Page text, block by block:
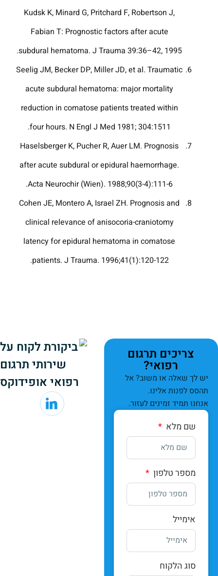
Kudsk K, Minard G, Pritchard F, Robertson J,
Fabian T: Prognostic factors after acute
subdural hematoma. J Trauma 39:36–42, 1995.
Seelig JM, Becker DP, Miller JD, et al. Traumatic
acute subdural hematoma: major mortality
reduction in comatose patients treated within
four hours. N Engl J Med 1981; 304:1511.
Haselsberger K, Pucher R, Auer LM. Prognosis
after acute subdural or epidural haemorrhage.
Acta Neurochir (Wien). 1988;90(3-4):111-6.
Cohen JE, Montero A, Israel ZH. Prognosis and
clinical relevance of anisocoria-craniotomy
latency for epidural hematoma in comatose
patients. J Trauma. 1996;41(1):120-122.
צריכים תרגום
רפואי?
יש לך שאלה או משוב? אל
תהסס לפנות אלינו.
אנחנו תמיד זמינים לעזור.
שם מלא
מספר טלפון
אימייל
סוג הלקוח